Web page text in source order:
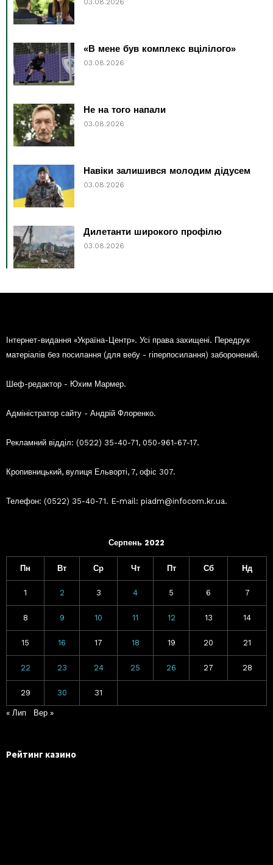
«В мене був комплекс вцілілого»
03.08.2026
Не на того напали
03.08.2026
Навіки залишився молодим дідусем
03.08.2026
Дилетанти широкого профілю
03.08.2026
Інтернет-видання «Україна-Центр». Усі права захищені. Передрук
матеріалів без посилання (для вебу - гіперпосилання) заборонений.
Шеф-редактор - Юхим Мармер.
Адміністратор сайту - Андрій Флоренко.
Рекламний відділ: (0522) 35-40-71, 050-961-67-17.
Кропивницький, вулиця Ельворті, 7, офіс 307.
Телефон: (0522) 35-40-71. E-mail: piadm@infocom.kr.ua.
Серпень 2022
Пн Вт Ср Чт Пт Сб Нд
1 2 3 4 5 6 7
8 9 10 11 12 13 14
15 16 17 18 19 20 21
22 23 24 25 26 27 28
29 30 31
« Лип Вер »
Рейтинг казино